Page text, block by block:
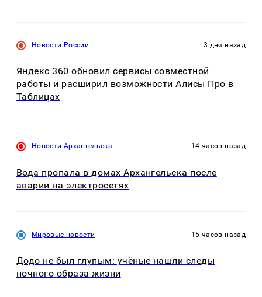
Новости России 3 дня назад
Яндекс 360 обновил сервисы совместной
работы и расширил возможности Алисы Про в
Таблицах
Новости Архангельска 14 часов назад
Вода пропала в домах Архангельска после
аварии на электросетях
Мировые новости 15 часов назад
Додо не был глупым: учёные нашли следы
ночного образа жизни